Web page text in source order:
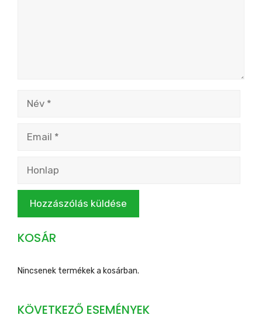
Név
Email
Honlap
KOSÁR
Nincsenek termékek a kosárban.
KÖVETKEZŐ ESEMÉNYEK